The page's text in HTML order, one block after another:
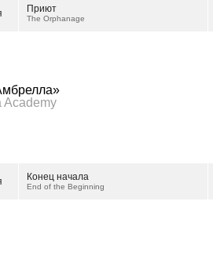
Приют
The Orphanage
Academy
Конец начала
End of the Beginning